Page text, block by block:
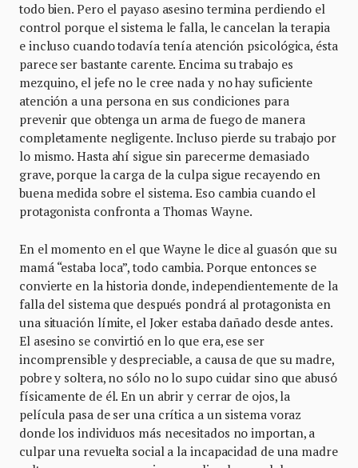
todo bien. Pero el payaso asesino termina perdiendo el
control porque el sistema le falla, le cancelan la terapia
e incluso cuando todavía tenía atención psicológica, ésta
parece ser bastante carente. Encima su trabajo es
mezquino, el jefe no le cree nada y no hay suficiente
atención a una persona en sus condiciones para
prevenir que obtenga un arma de fuego de manera
completamente negligente. Incluso pierde su trabajo por
lo mismo. Hasta ahí sigue sin parecerme demasiado
grave, porque la carga de la culpa sigue recayendo en
buena medida sobre el sistema. Eso cambia cuando el
protagonista confronta a Thomas Wayne.
En el momento en el que Wayne le dice al guasón que su
mamá “estaba loca”, todo cambia. Porque entonces se
convierte en la historia donde, independientemente de la
falla del sistema que después pondrá al protagonista en
una situación límite, el Joker estaba dañado desde antes.
El asesino se convirtió en lo que era, ese ser
incomprensible y despreciable, a causa de que su madre,
pobre y soltera, no sólo no lo supo cuidar sino que abusó
físicamente de él. En un abrir y cerrar de ojos, la
película pasa de ser una crítica a un sistema voraz
donde los individuos más necesitados no importan, a
culpar una revuelta social a la incapacidad de una madre